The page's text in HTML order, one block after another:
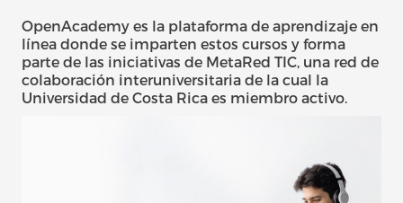
OpenAcademy es la plataforma de aprendizaje en
línea donde se imparten estos cursos y forma
parte de las iniciativas de MetaRed TIC, una red de
colaboración interuniversitaria de la cual la
Universidad de Costa Rica es miembro activo.